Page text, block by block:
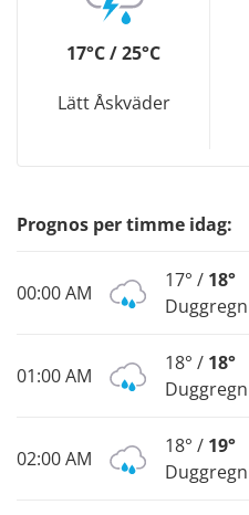
17°C / 25°C
Lätt Åskväder
Prognos per timme idag:
00:00 AM
17° / 18°
Duggregn
01:00 AM
18° / 18°
Duggregn
02:00 AM
18° / 19°
Duggregn